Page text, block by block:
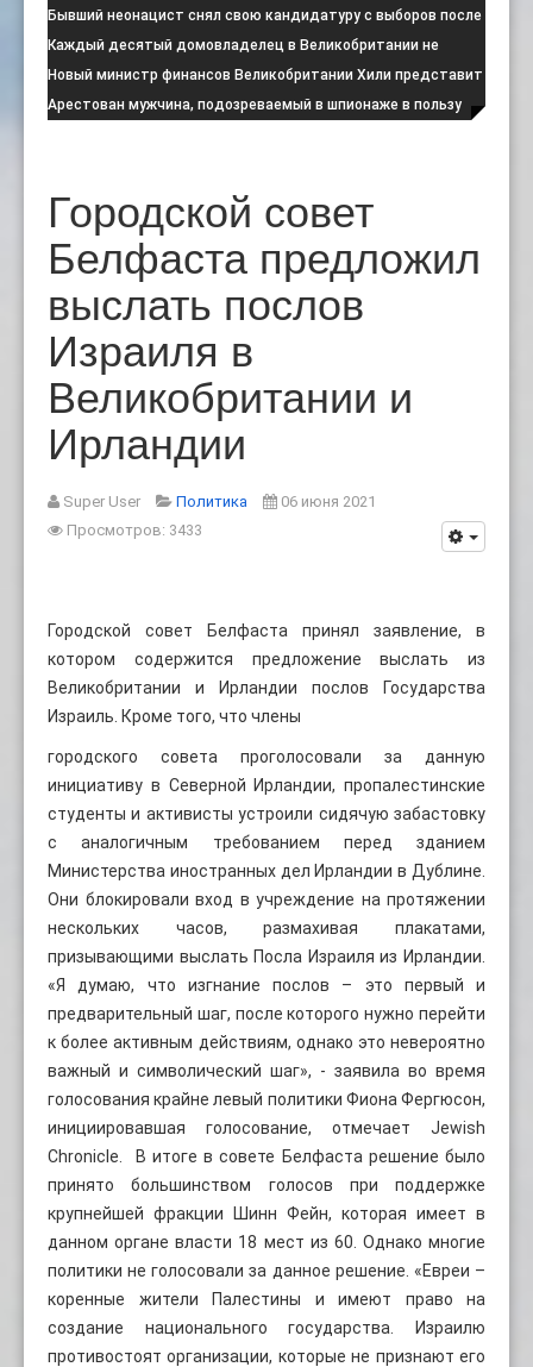
программу по борьбе с радикал:
Бывший неонацист снял свою кандидатуру с выборов после
негативной реакции общест:
Каждый десятый домовладелец в Великобритании не
намерен соблюдать запрет на испо:
Новый министр финансов Великобритании Хили представит
свой первый бюджет 28 октя:
Арестован мужчина, подозреваемый в шпионаже в пользу
Городской совет
Белфаста предложил
выслать послов
Израиля в
Великобритании и
Ирландии
Super User Политика
06 июня 2021
Просмотров: 3433
Городской совет Белфаста принял заявление, в
котором содержится предложение выслать из
Великобритании и Ирландии послов Государства
Израиль. Кроме того, что члены
городского совета проголосовали за данную
инициативу в Северной Ирландии, пропалестинские
студенты и активисты устроили сидячую забастовку
с аналогичным требованием перед зданием
Министерства иностранных дел Ирландии в Дублине.
Они блокировали вход в учреждение на протяжении
нескольких часов, размахивая плакатами,
призывающими выслать Посла Израиля из Ирландии.
«Я думаю, что изгнание послов – это первый и
предварительный шаг, после которого нужно перейти
к более активным действиям, однако это невероятно
важный и символический шаг», - заявила во время
голосования крайне левый политики Фиона Фергюсон,
инициировавшая голосование, отмечает Jewish
Chronicle. В итоге в совете Белфаста решение было
принято большинством голосов при поддержке
крупнейшей фракции Шинн Фейн, которая имеет в
данном органе власти 18 мест из 60. Однако многие
политики не голосовали за данное решение. «Евреи –
коренные жители Палестины и имеют право на
создание национального государства. Израилю
противостоят организации, которые не признают его